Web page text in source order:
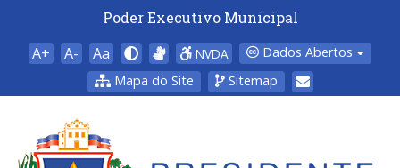
Poder Executivo Municipal
A+ A- Aa NVDA
Dados Abertos
Mapa do Site
Sitemap